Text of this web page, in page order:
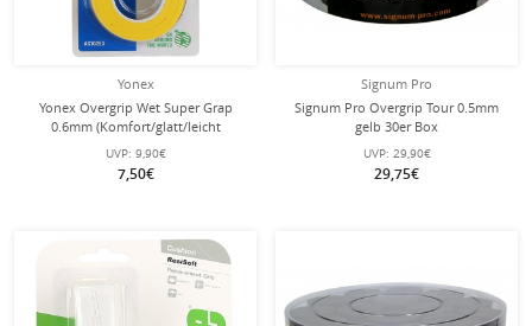
Yonex
Yonex Overgrip Wet Super Grap
0.6mm (Komfort/glatt/leicht
haftend) gelb 3er
UVP: 9,90€
7,50€
Signum Pro
Signum Pro Overgrip Tour 0.5mm
gelb 30er Box
UVP: 29,90€
29,75€